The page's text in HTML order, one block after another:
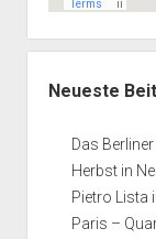
Neueste
Das
Herbst in
Pietro Lista
Paris –